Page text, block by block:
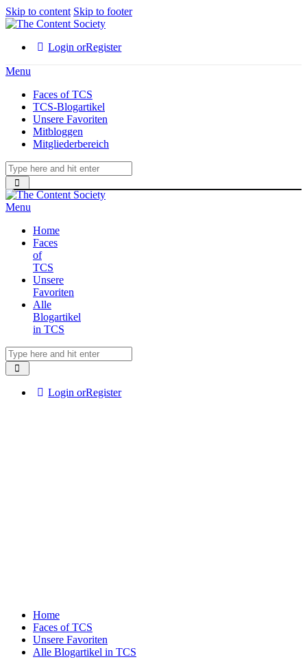
Skip to content Skip to footer
Login orRegister
Menu
Faces of TCS
TCS-Blogartikel
Unsere Favoriten
Mitbloggen
Mitgliederbereich
Menu
Home
Faces
of
TCS
Unsere
Favoriten
Alle
Blogartikel
in TCS
Login orRegister
Home
Faces of TCS
Unsere Favoriten
Alle Blogartikel in TCS
Tweets
akzeptieren
Sie
die